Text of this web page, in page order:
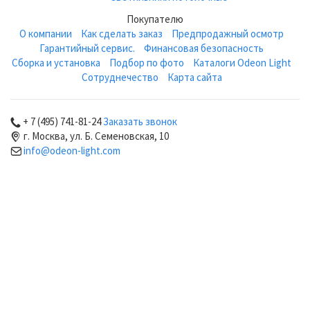
Покупателю
О компании
Как сделать заказ
Предпродажный осмотр
Гарантийный сервис.
Финансовая безопасность
Сборка и установка
Подбор по фото
Каталоги Odeon Light
Сотруднечество
Карта сайта
+ 7 (495) 741-81-24Заказать звонок
г. Москва, ул. Б. Семеновская, 10
info@odeon-light.com